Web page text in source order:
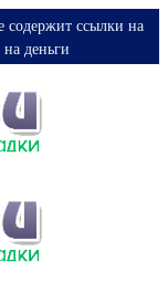
ссылки на
деньги